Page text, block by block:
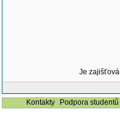
Je
Kontakty
Podpora